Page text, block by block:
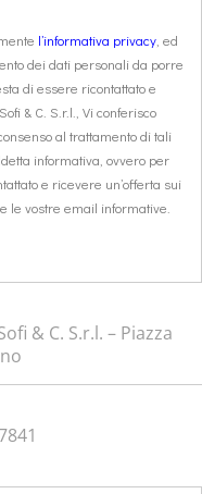
l’informativa privacy , ed
dei dati personali da porre
di essere ricontattato e
& C. S.r.l., Vi conferisco
al trattamento di tali
informativa, ovvero per
e ricevere un’offerta sui
le vostre email informative.
& C. S.r.l. – Piazza